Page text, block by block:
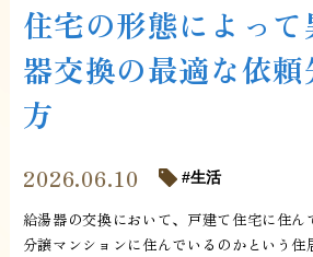
住宅の形態によっ
器交換の最適な依頼
方
2026.06.10 生活
給湯器の交換において、戸建て住宅に住ん
分譲マンションに住んでいるのかという住